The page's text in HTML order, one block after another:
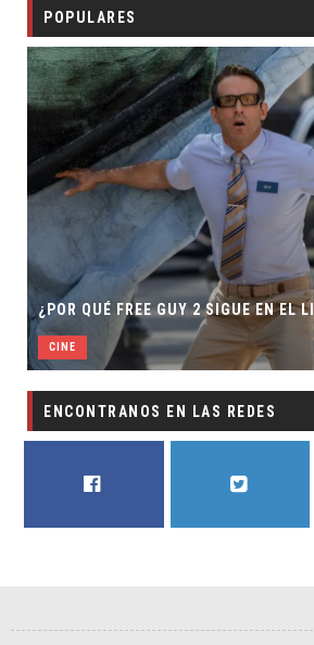
POPULARES
¿POR QUÉ FREE GUY 2 SIGUE EN EL
CINE
ENCONTRANOS EN LAS REDES